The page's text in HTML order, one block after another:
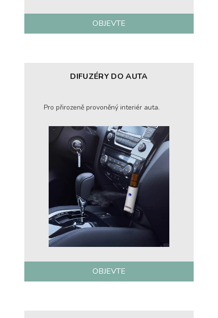
OBJEVTE
DIFUZÉRY DO AUTA
Pro přirozeně provoněný interiér auta.
OBJEVTE